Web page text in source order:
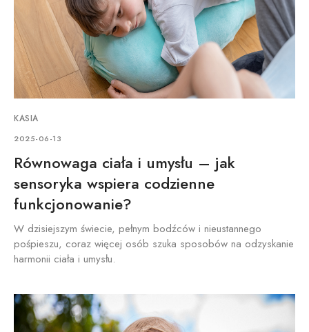
KASIA
2025-06-13
Równowaga ciała i umysłu – jak
sensoryka wspiera codzienne
funkcjonowanie?
W dzisiejszym świecie, pełnym bodźców i nieustannego
pośpieszu, coraz więcej osób szuka sposobów na odzyskanie
harmonii ciała i umysłu.